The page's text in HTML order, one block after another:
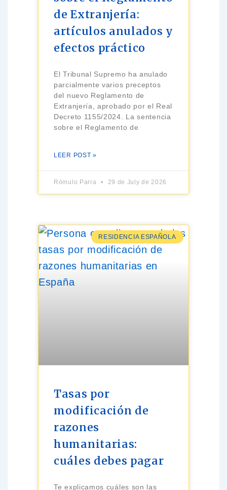
de Extranjería:
artículos anulados y
efectos práctico
El Tribunal Supremo ha anulado
parcialmente varios preceptos
del nuevo Reglamento de
Extranjería, aprobado por el Real
Decreto 1155/2024. La sentencia
sobre el Reglamento de
LEER POST »
Rómulo Parra 29 de July de 2026
RESIDENCIA ESPAÑOLA
Tasas por
modificación de
razones
humanitarias:
cuáles debes pagar
Te explicamos cuáles son las